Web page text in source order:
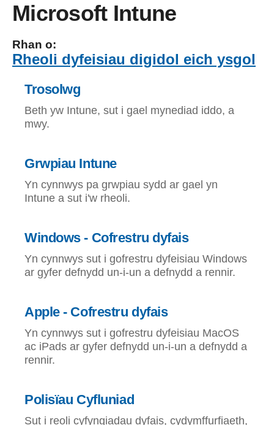
Microsoft Intune
Rhan o:
Rheoli dyfeisiau digidol eich ysgol
Trosolwg
Beth yw Intune, sut i gael mynediad iddo, a
mwy.
Grwpiau Intune
Yn cynnwys pa grwpiau sydd ar gael yn
Intune a sut i'w rheoli.
Windows - Cofrestru dyfais
Yn cynnwys sut i gofrestru dyfeisiau Windows
ar gyfer defnydd un-i-un a defnydd a rennir.
Apple - Cofrestru dyfais
Yn cynnwys sut i gofrestru dyfeisiau MacOS
ac iPads ar gyfer defnydd un-i-un a defnydd a
rennir.
Polisïau Cyfluniad
Sut i reoli cyfyngiadau dyfais, cydymffurfiaeth,